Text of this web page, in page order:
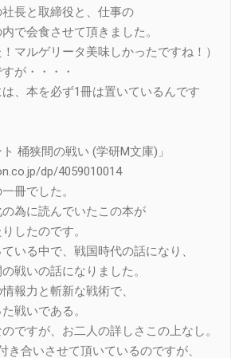
長と取締役と、仕事の
で会食させて頂きました。
！マルゲリータ美味しかったですね！）
が・・・・
、本を必ず1冊は置いているんです
桶狭間の戦い (学研M文庫)」
dp/4059010014
冊でした。
為に読んでいたこの本が
したのです。
いる中で、戦国時代の話になり、
戦いの話になりました。
報力と斬新な戦術で、
戦いである。
ですが、お二人の詳しさこの上なし。
き合いさせて頂いているのですが、